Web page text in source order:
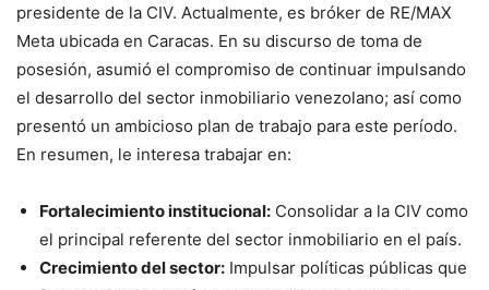
presidente de la CIV. Actualmente, es bróker de RE/MAX
Meta ubicada en Caracas. En su discurso de toma de
posesión, asumió el compromiso de continuar impulsando
el desarrollo del sector inmobiliario venezolano; así como
presentó un ambicioso plan de trabajo para este período.
En resumen, le interesa trabajar en:
Fortalecimiento institucional: Consolidar a la CIV como
el principal referente del sector inmobiliario en el país.
Crecimiento del sector: Impulsar políticas públicas que